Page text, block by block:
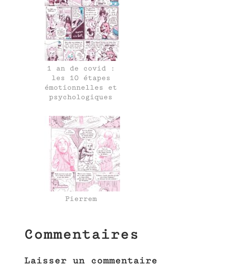
1 an de covid :
les 10 étapes
émotionnelles et
psychologiques
Pierrem
Commentaires
Laisser un commentaire